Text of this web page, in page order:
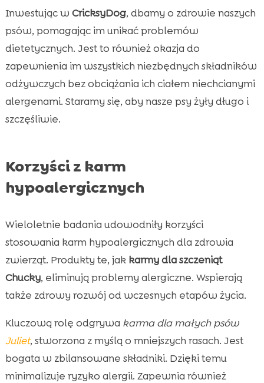
Inwestując w CricksyDog, dbamy o zdrowie naszych
psów, pomagając im unikać problemów
dietetycznych. Jest to również okazja do
zapewnienia im wszystkich niezbędnych składników
odżywczych bez obciążania ich ciałem niechcianymi
alergenami. Staramy się, aby nasze psy żyły długo i
szczęśliwie.
Korzyści z karm
hypoalergicznych
Wieloletnie badania udowodniły korzyści
stosowania karm hypoalergicznych dla zdrowia
zwierząt. Produkty te, jak karmy dla szczeniąt
Chucky, eliminują problemy alergiczne. Wspierają
także zdrowy rozwój od wczesnych etapów życia.
Kluczową rolę odgrywa karma dla małych psów
Juliet, stworzona z myślą o mniejszych rasach. Jest
bogata w zbilansowane składniki. Dzięki temu
minimalizuje ryzyko alergii. Zapewnia również